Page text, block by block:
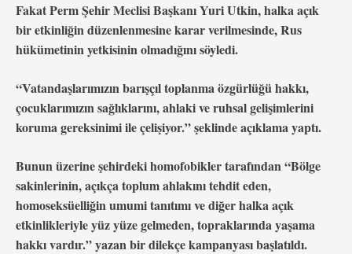
Fakat Perm Şehir Meclisi Başkanı Yuri Utkin, halka açık
bir etkinliğin düzenlenmesine karar verilmesinde, Rus
hükümetinin yetkisinin olmadığını söyledi.
“Vatandaşlarımızın barışçıl toplanma özgürlüğü hakkı,
çocuklarımızın sağlıklarını, ahlaki ve ruhsal gelişimlerini
koruma gereksinimi ile çelişiyor.” şeklinde açıklama yaptı.
Bunun üzerine şehirdeki homofobikler tarafından “Bölge
sakinlerinin, açıkça toplum ahlakını tehdit eden,
homoseksüelliğin umumi tanıtımı ve diğer halka açık
etkinlikleriyle yüz yüze gelmeden, topraklarında yaşama
hakkı vardır.” yazan bir dilekçe kampanyası başlatıldı.